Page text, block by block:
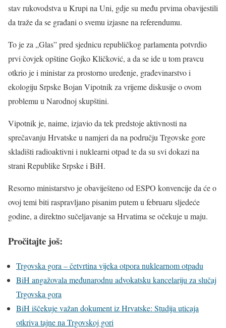
stav rukovodstva u Krupi na Uni, gdje su među prvima obavijestili
da traže da se građani o svemu izjasne na referendumu.
To je za „Glas” pred sjednicu republičkog parlamenta potvrdio
prvi čovjek opštine Gojko Kličković, a da se ide u tom pravcu
otkrio je i ministar za prostorno uređenje, građevinarstvo i
ekologiju Srpske Bojan Vipotnik za vrijeme diskusije o ovom
problemu u Narodnoj skupštini.
Vipotnik je, naime, izjavio da tek predstoje aktivnosti na
sprečavanju Hrvatske u namjeri da na području Trgovske gore
skladišti radioaktivni i nuklearni otpad te da su svi dokazi na
strani Republike Srpske i BiH.
Resorno ministarstvo je obaviješteno od ESPO konvencije da će o
ovoj temi biti raspravljano pisanim putem u februaru sljedeće
godine, a direktno sučeljavanje sa Hrvatima se očekuje u maju.
Pročitajte još:
Trgovska gora – četvrtina vijeka otpora nuklearnom otpadu
BiH angažovala međunarodnu advokatsku kancelariju za slučaj
Trgovska gora
BiH iščekuje važan dokument iz Hrvatske: Studija uticaja
otkriva tajne na Trgovskoj gori